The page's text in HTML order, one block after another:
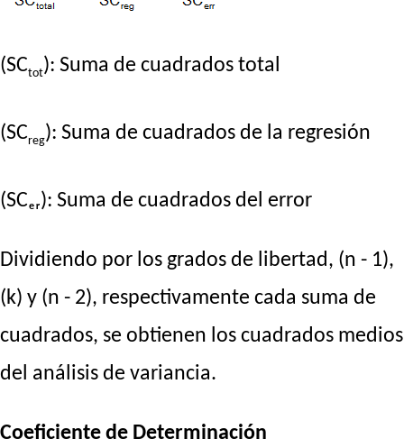
(SCtot): Suma de cuadrados total
(SCreg): Suma de cuadrados de la regresión
(SCₑᵣ): Suma de cuadrados del error
Dividiendo por los grados de libertad, (n - 1),
(k) y (n - 2), respectivamente cada suma de
cuadrados, se obtienen los cuadrados medios
del análisis de variancia.
Coeficiente de Determinación